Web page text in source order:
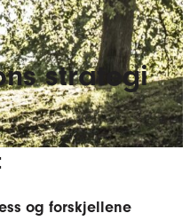
strategi
og forskjellene